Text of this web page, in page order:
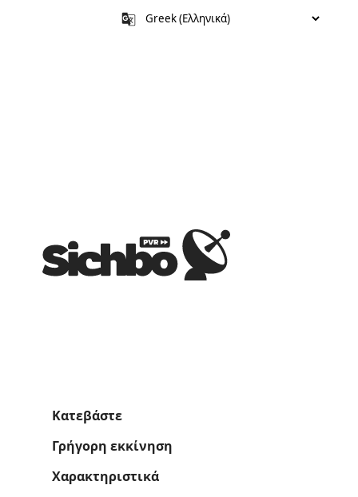
Κατεβάστε
Γρήγορη εκκίνηση
Χαρακτηριστικά